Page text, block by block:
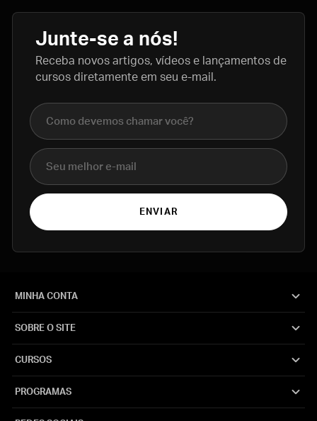
Junte-se a nós!
Receba novos artigos, vídeos e lançamentos de
cursos diretamente em seu e-mail.
Nome completo
E-mail
ENVIAR
MINHA CONTA
SOBRE O SITE
CURSOS
PROGRAMAS